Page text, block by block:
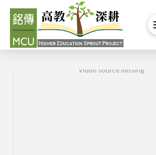
Video source missing